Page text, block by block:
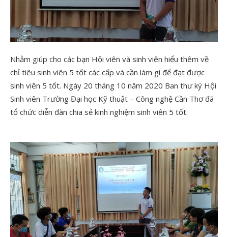
Nhằm giúp cho các bạn Hội viên và sinh viên hiểu thêm về
chỉ tiêu sinh viên 5 tốt các cấp và cần làm gì để đạt được
sinh viên 5 tốt. Ngày 20 tháng 10 năm 2020 Ban thư ký Hội
Sinh viên Trường Đại học Kỹ thuật – Công nghệ Cần Thơ đã
tổ chức diễn đàn chia sẻ kinh nghiệm sinh viên 5 tốt.